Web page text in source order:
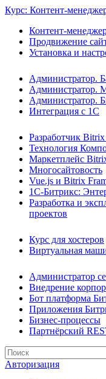
Курс: Контент-
Контент-
Продвижение
Установка и
Администратор.
Администратор.
Администратор.
Интеграция с 1С
Разработчик
Технология
Маркетплейс
Многосайтовость
Vue.js и Bitrix
1С-Битрикс:
Разработка и
проектов
Курс для хостеров
Виртуальная
Администратор
Внедрение
Бот платформа
Приложения
Бизнес-процессы
Партнёрский
Авторизация